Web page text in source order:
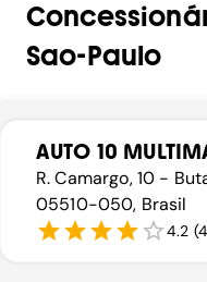
Sao-Paulo
AUTO 10
R. Camargo, 10 -
05510-050, Brasil
4.2 (